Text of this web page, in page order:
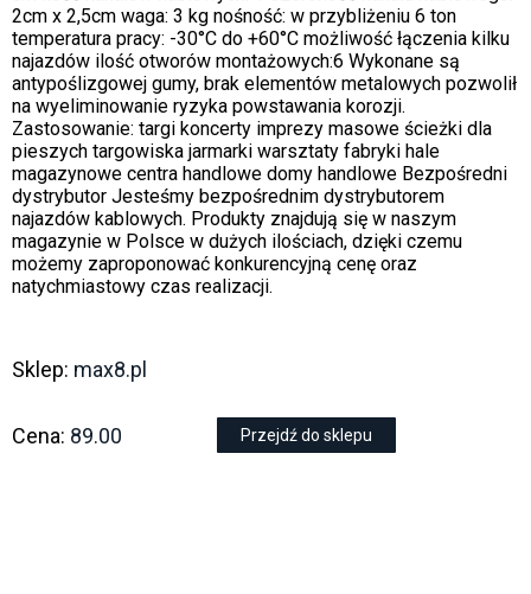
2cm x 2,5cm waga: 3 kg nośność: w przybliżeniu 6 ton
temperatura pracy: -30°C do +60°C możliwość łączenia kilku
najazdów ilość otworów montażowych:6 Wykonane są
antypoślizgowej gumy, brak elementów metalowych pozwolił
na wyeliminowanie ryzyka powstawania korozji.
Zastosowanie: targi koncerty imprezy masowe ścieżki dla
pieszych targowiska jarmarki warsztaty fabryki hale
magazynowe centra handlowe domy handlowe Bezpośredni
dystrybutor Jesteśmy bezpośrednim dystrybutorem
najazdów kablowych. Produkty znajdują się w naszym
magazynie w Polsce w dużych ilościach, dzięki czemu
możemy zaproponować konkurencyjną cenę oraz
natychmiastowy czas realizacji.
Sklep: max8.pl
Cena: 89.00 Przejdź do sklepu